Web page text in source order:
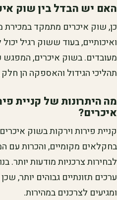
האם יש הבדל בין שוק
כן, שוק איכרים מתמקד במכירת
ואיכותיים, בעוד ששוק רגיל
מעובדים. בשוק איכרים,
תהליכי הגידול והאספקה הן
מה היתרונות של קניית
איכרים?
קניית פירות וירקות בשוק
בחקלאים מקומיים, והכרות עם
לבחירות צרכניות מודעות יותר.
ערכים תזונתיים גבוהים יותר,
ומגיעים לצרכנים במהירות.